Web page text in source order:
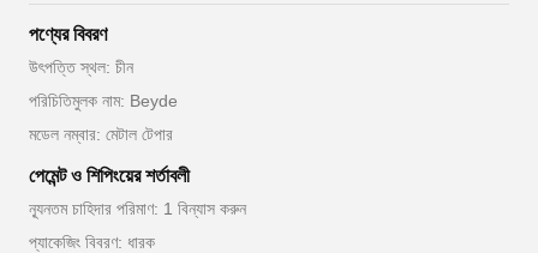
পণ্যের বিবরণ
উৎপত্তি স্থল: চীন
পরিচিতিমুলক নাম: Beyde
মডেল নম্বার: মেটাল টেপার
পেমেন্ট ও শিপিংয়ের শর্তাবলী
ন্যূনতম চাহিদার পরিমাণ: 1 বিন্যাস করুন
প্যাকেজিং বিবরণ: ধারক